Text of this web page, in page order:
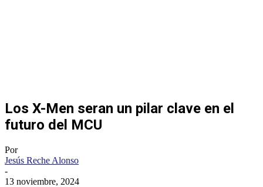
Los X-Men seran un pilar clave en el
futuro del MCU
Por
Jesús Reche Alonso
-
13 noviembre, 2024